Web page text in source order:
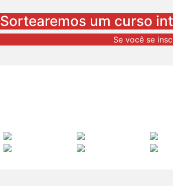
Sortearemos um curso
Se você se